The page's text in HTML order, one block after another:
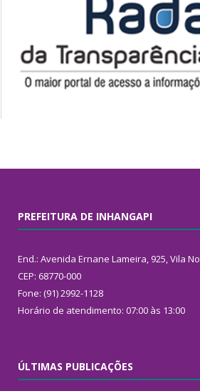
PREFEITURA DE INHANGAPI
End.: Avenida Ernane Lameira, 925, Vila
CEP: 68770-000
Fone: (91) 2992-1128
Horário de atendimento: 07:00 às 13:00
ÚLTIMAS PUBLICAÇÕES